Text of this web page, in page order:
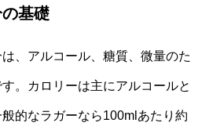
基礎
、アルコール、糖質、微量のた
。カロリーは主にアルコールと
的なラガーなら100mlあたり約